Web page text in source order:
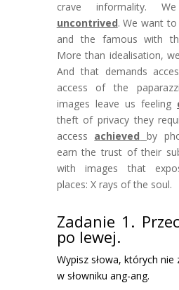
crave informality.
uncontrived. We want
and the famous with
More than idealisation,
And that demands
access of the
images leave us feeling
theft of privacy they
access achieved by
earn the trust of their
with images that
places: X rays of the soul.
Zadanie 1.
po lewej.
Wypisz słowa, których nie
w słowniku ang-ang.